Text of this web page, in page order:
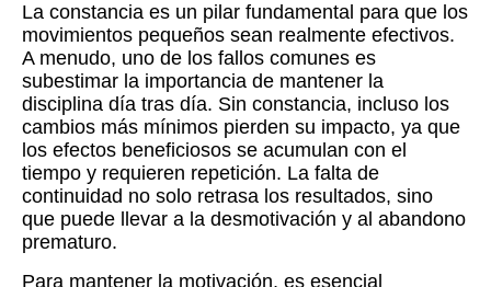
La constancia es un pilar fundamental para que los
movimientos pequeños sean realmente efectivos.
A menudo, uno de los fallos comunes es
subestimar la importancia de mantener la
disciplina día tras día. Sin constancia, incluso los
cambios más mínimos pierden su impacto, ya que
los efectos beneficiosos se acumulan con el
tiempo y requieren repetición. La falta de
continuidad no solo retrasa los resultados, sino
que puede llevar a la desmotivación y al abandono
prematuro.
Para mantener la motivación, es esencial